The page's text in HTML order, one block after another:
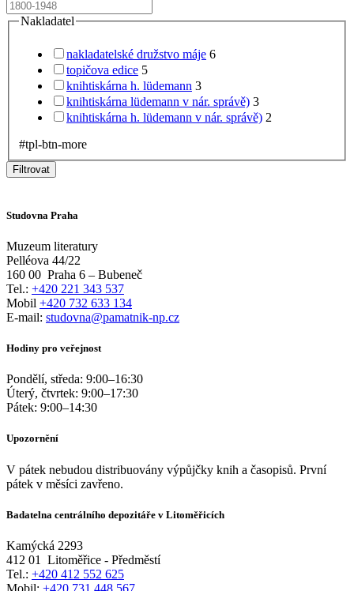
Nakladatel
nakladatelské družstvo máje 6
topičova edice 5
knihtiskárna h. lüdemann 3
knihtiskárna lüdemann v nár. správě) 3
knihtiskárna h. lüdemann v nár. správě) 2
#tpl-btn-more
Filtrovat
Studovna Praha
Muzeum literatury
Pelléova 44/22
160 00 Praha 6 – Bubeneč
Tel.: +420 221 343 537
Mobil +420 732 633 134
E-mail: studovna@pamatnik-np.cz
Hodiny pro veřejnost
Pondělí, středa: 9:00–16:30
Úterý, čtvrtek: 9:00–17:30
Pátek: 9:00–14:30
Upozornění
V pátek nebudou distribuovány výpůjčky knih a časopisů. První
pátek v měsíci zavřeno.
Badatelna centrálního depozitáře v Litoměřicích
Kamýcká 2293
412 01
Litoměřice - Předměstí
Tel.: +420 412 552 625
Mobil: +420 731 448 567